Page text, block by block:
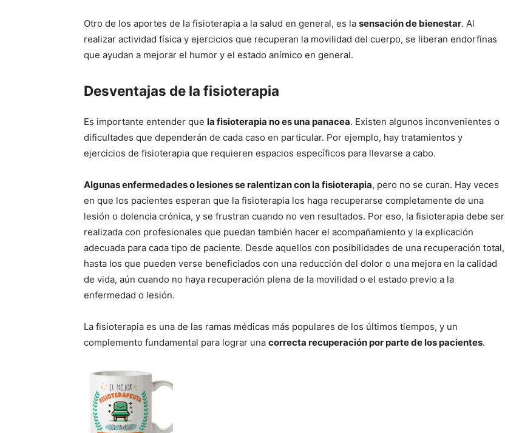
Otro de los aportes de la fisioterapia a la salud en general, es la sensación de bienestar. Al
realizar actividad física y ejercicios que recuperan la movilidad del cuerpo, se liberan endorfinas
que ayudan a mejorar el humor y el estado anímico en general.
Desventajas de la fisioterapia
Es importante entender que la fisioterapia no es una panacea. Existen algunos inconvenientes o
dificultades que dependerán de cada caso en particular. Por ejemplo, hay tratamientos y
ejercicios de fisioterapia que requieren espacios específicos para llevarse a cabo.
Algunas enfermedades o lesiones se ralentizan con la fisioterapia, pero no se curan. Hay veces
en que los pacientes esperan que la fisioterapia los haga recuperarse completamente de una
lesión o dolencia crónica, y se frustran cuando no ven resultados. Por eso, la fisioterapia debe ser
realizada con profesionales que puedan también hacer el acompañamiento y la explicación
adecuada para cada tipo de paciente. Desde aquellos con posibilidades de una recuperación total,
hasta los que pueden verse beneficiados con una reducción del dolor o una mejora en la calidad
de vida, aún cuando no haya recuperación plena de la movilidad o el estado previo a la
enfermedad o lesión.
La fisioterapia es una de las ramas médicas más populares de los últimos tiempos, y un
complemento fundamental para lograr una correcta recuperación por parte de los pacientes.